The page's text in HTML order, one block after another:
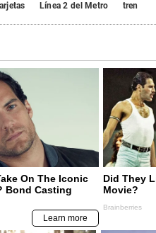
Línea 2 del Metro tren